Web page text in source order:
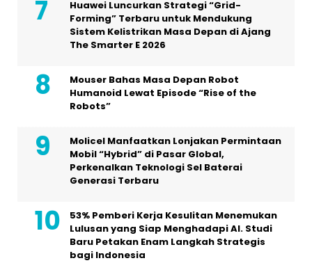
Huawei Luncurkan Strategi “Grid-
Forming” Terbaru untuk Mendukung
Sistem Kelistrikan Masa Depan di Ajang
The Smarter E 2026
Mouser Bahas Masa Depan Robot
Humanoid Lewat Episode “Rise of the
Robots”
Molicel Manfaatkan Lonjakan Permintaan
Mobil “Hybrid” di Pasar Global,
Perkenalkan Teknologi Sel Baterai
Generasi Terbaru
53% Pemberi Kerja Kesulitan Menemukan
Lulusan yang Siap Menghadapi AI. Studi
Baru Petakan Enam Langkah Strategis
bagi Indonesia